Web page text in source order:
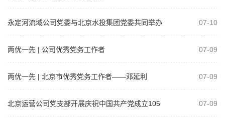
永定河流域公司党委与北京水投集团党委共同举办
07-10
两优一先 | 公司优秀党务工作者 07-09
两优一先 | 北京市优秀党务工作者——邓延利 07-09
北京运营公司党支部开展庆祝中国共产党成立105
07-09